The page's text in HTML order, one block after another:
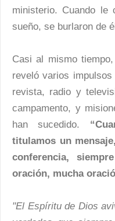
ministerio. Cuando
sueño, se burlaron de
Casi al mismo
reveló varios
revista, radio y
campamento, y
han sucedido.
titulamos un
conferencia,
oración, mucha
"El Espíritu de Dios